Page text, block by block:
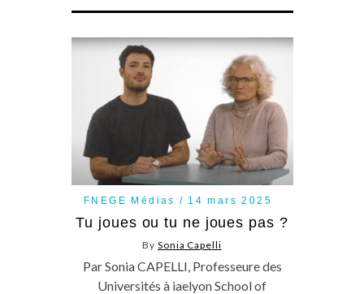
FNEGE Médias 14 mars 2025
Tu joues ou tu ne joues pas ?
By Sonia Capelli
Par Sonia CAPELLI, Professeure des
Universités à iaelyon School of